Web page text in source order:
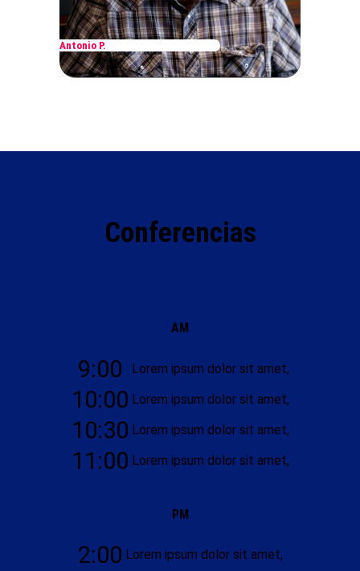
Antonio P.
Conferencias
AM
9:00 Lorem ipsum dolor sit amet,
10:00 Lorem ipsum dolor sit amet,
10:30 Lorem ipsum dolor sit amet,
11:00 Lorem ipsum dolor sit amet,
PM
2:00 Lorem ipsum dolor sit amet,